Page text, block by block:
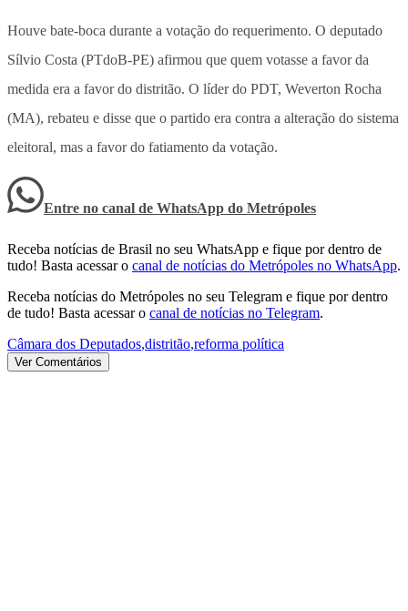
Houve bate-boca durante a votação do requerimento. O deputado
Sílvio Costa (PTdoB-PE) afirmou que quem votasse a favor da
medida era a favor do distritão. O líder do PDT, Weverton Rocha
(MA), rebateu e disse que o partido era contra a alteração do sistema
eleitoral, mas a favor do fatiamento da votação.
Entre no canal de WhatsApp do Metrópoles
Receba notícias de Brasil no seu WhatsApp e fique por dentro de
tudo! Basta acessar o canal de notícias do Metrópoles no WhatsApp.
Receba notícias do Metrópoles no seu Telegram e fique por dentro
de tudo! Basta acessar o canal de notícias no Telegram.
Câmara dos Deputados,distritão,reforma política
Ver Comentários